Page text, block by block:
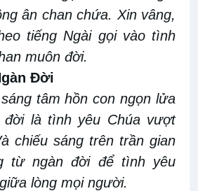
ân chan chứa. Xin vâng,
tiếng Ngài gọi vào tình
muôn đời.
Đời
tâm hồn con ngọn lửa
đời là tình yêu Chúa vượt
chiếu sáng trên trần gian
từ ngàn đời để tình yêu
lòng mọi người.